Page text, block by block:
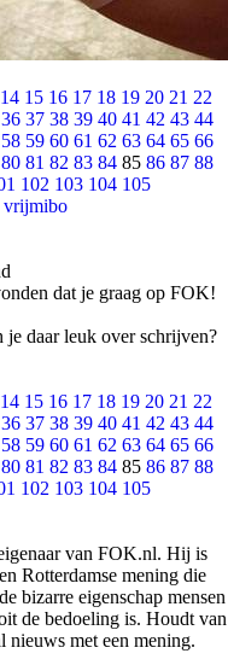
14 15 16 17 18 19 20 21 22
36 37 38 39 40 41 42 43 44
58 59 60 61 62 63 64 65 66
80 81 82 83 84 85 86 87 88
102 103 104 105
vrijmibo
dat je graag op FOK!
daar leuk over schrijven?
14 15 16 17 18 19 20 21 22
36 37 38 39 40 41 42 43 44
58 59 60 61 62 63 64 65 66
80 81 82 83 84 85 86 87 88
102 103 104 105
van FOK.nl. Hij is
Rotterdamse mening die
bizarre eigenschap mensen
de bedoeling is. Houdt van
nieuws met een mening.